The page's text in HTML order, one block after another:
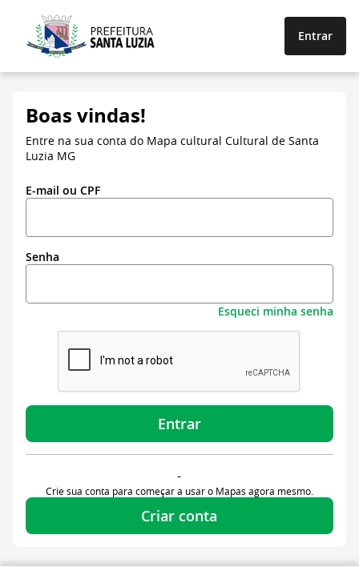
Entrar
Boas vindas!
Entre na sua conta do Mapa cultural Cultural de Santa
Luzia MG
E-mail ou CPF
Senha
Esqueci minha senha
Entrar
-
Crie sua conta para começar a usar o Mapas agora mesmo.
Criar conta